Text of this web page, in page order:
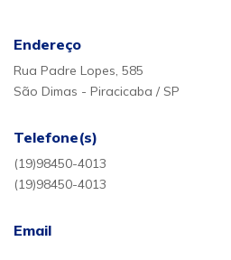
Endereço
Rua Padre Lopes, 585
São Dimas - Piracicaba / SP
Telefone(s)
(19)98450-4013
(19)98450-4013
Email